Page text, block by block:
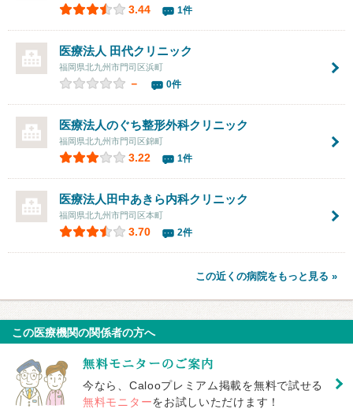
3.44 1件
医療法人 田代クリニック
福岡県北九州市門司区浜町
－ 0件
医療法人のぐち整形外科クリニック
福岡県北九州市門司区錦町
3.22 1件
医療法人田中あきら内科クリニック
福岡県北九州市門司区本町
3.70 2件
この近くの病院をもっと見る »
この医療機関の関係者の方へ
今なら、Calooプレミアム掲載を無料で試せる
無料モニターをお試しいただけます！